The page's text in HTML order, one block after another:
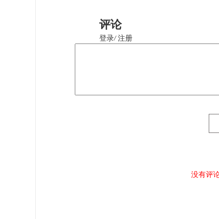
评论
登录/ 注册
没有评